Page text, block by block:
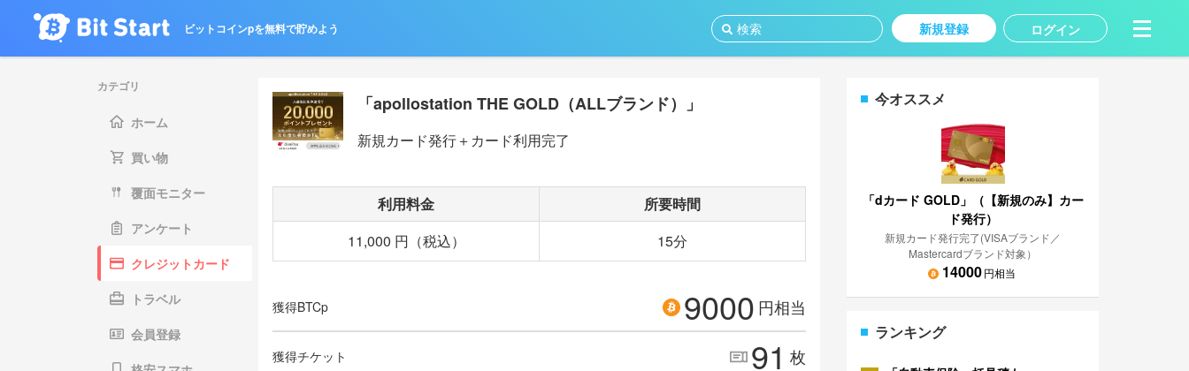
ビットコインpを無料で貯めよう 新規登録 ログイン
カテゴリ
ホーム
買い物
覆面モニター
アンケート
クレジットカード
トラベル
会員登録
「apollostation THE GOLD（ALLブランド）」
新規カード発行＋カード利用完了
利用料金
所要時間
11,000 円（税込）
15分
獲得BTCp 9000 円相当
獲得チケット 91 枚
今オススメ
「dカード GOLD」（【新規のみ】カー
ド発行）
新規カード発行完了(VISAブランド／
Mastercardブランド対象）
14000円相当
ランキング